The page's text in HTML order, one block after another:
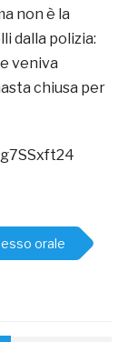
non è la
dalla polizia:
veniva
chiusa per
orale